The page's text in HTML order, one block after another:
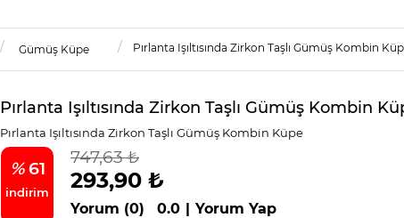
Gümüş Küpe Pırlanta Işıltısında Zirkon Taşlı Gümüş Kombin
Pırlanta Işıltısında Zirkon Taşlı Gümüş Kombin
Pırlanta Işıltısında Zirkon Taşlı Gümüş Kombin Küpe
%61
indirim
747,63 ₺
293,90 ₺
Yorum (0) 0.0 | Yorum Yap